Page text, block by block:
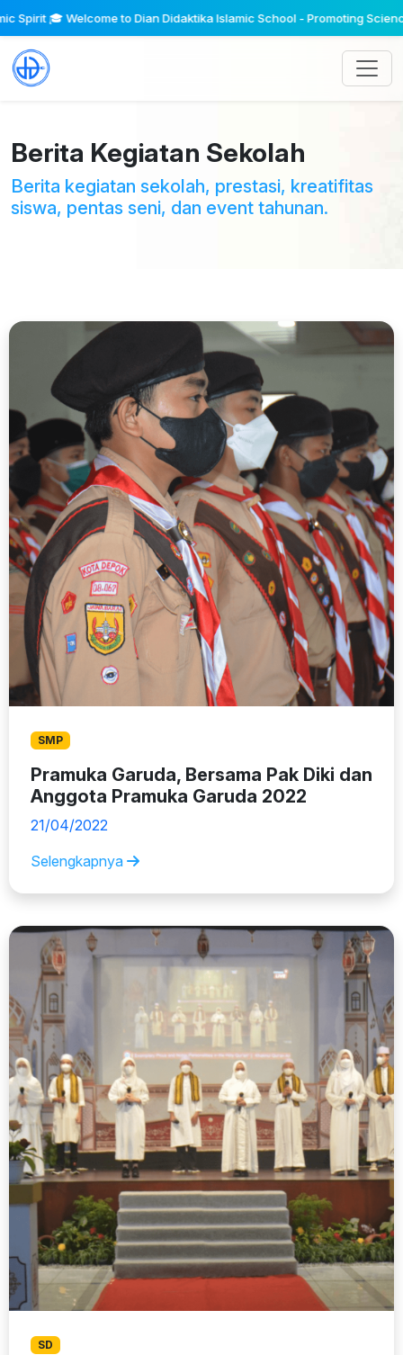
to Dian Didaktika Islamic School - Promoting Science, Art and
Berita Kegiatan Sekolah
Berita kegiatan sekolah, prestasi, kreatifitas
siswa, pentas seni, dan event tahunan.
SMP
Pramuka Garuda, Bersama Pak Diki dan
Anggota Pramuka Garuda 2022
21/04/2022
Selengkapnya
SD